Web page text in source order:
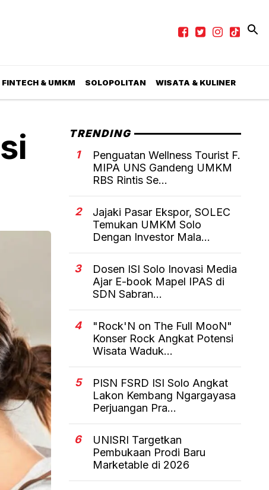
& UMKM SOLOPOLITAN WISATA & KULINER
TRENDING
1
Penguatan Wellness Tourist F.
MIPA UNS Gandeng UMKM
RBS Rintis Se...
2
Jajaki Pasar Ekspor, SOLEC
Temukan UMKM Solo
Dengan Investor Mala...
3
Dosen ISI Solo Inovasi Media
Ajar E-book Mapel IPAS di
SDN Sabran...
4
"Rock'N on The Full MooN"
Konser Rock Angkat Potensi
Wisata Waduk...
5
PISN FSRD ISI Solo Angkat
Lakon Kembang Ngargayasa
Perjuangan Pra...
6
UNISRI Targetkan
Pembukaan Prodi Baru
Marketable di 2026